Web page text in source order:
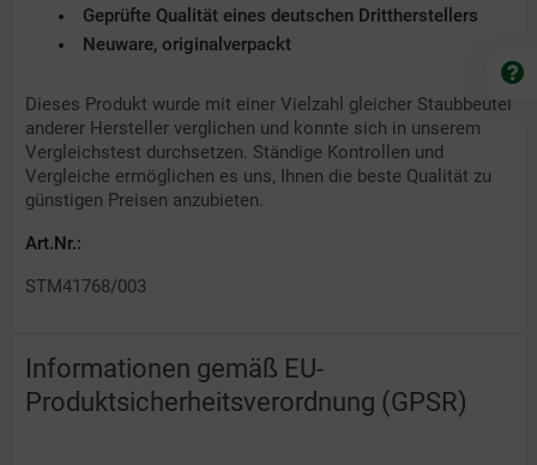
Geprüfte Qualität eines deutschen Drittherstellers
Neuware, originalverpackt
Dieses Produkt wurde mit einer Vielzahl gleicher Staubbeutel
anderer Hersteller verglichen und konnte sich in unserem
Vergleichstest durchsetzen. Ständige Kontrollen und
Vergleiche ermöglichen es uns, Ihnen die beste Qualität zu
günstigen Preisen anzubieten.
Art.Nr.:
STM41768/003
Informationen gemäß EU-
Produktsicherheitsverordnung (GPSR)